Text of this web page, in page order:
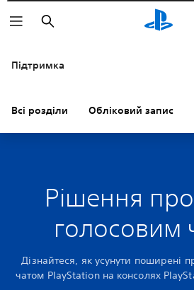
Пошук
Підтримка
Всі розділи Обліковий запис
Рішення
голосовим
Дізнайтеся, як усунути поширені
чатом PlayStation на консолях